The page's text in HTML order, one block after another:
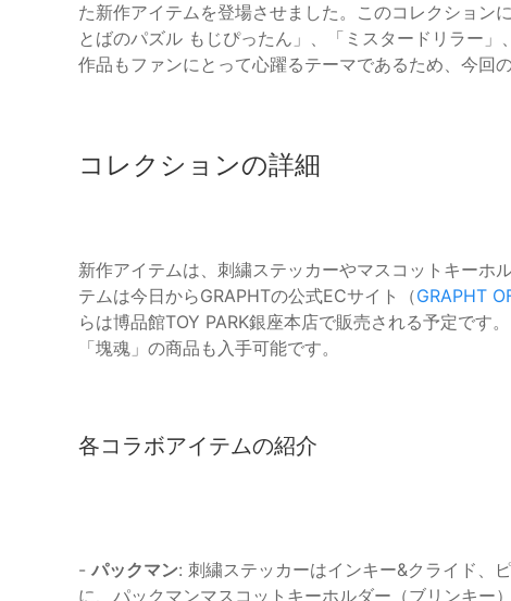
た新作アイテムを登場させました。このコレクション
とばのパズル もじぴったん」、「ミスタードリラー
作品もファンにとって心躍るテーマであるため、今回
コレクションの詳細
新作アイテムは、刺繍ステッカーやマスコットキーホ
テムは今日からGRAPHTの公式ECサイト（GRAPHT
らは博品館TOY PARK銀座本店で販売される予定です
「塊魂」の商品も入手可能です。
各コラボアイテムの紹介
- パックマン: 刺繍ステッカーはインキー&クライド、
に、パックマンマスコットキーホルダー（ブリンキー